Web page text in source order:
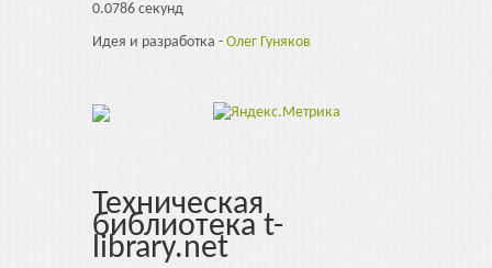
0.0786 секунд
Идея и разработка - Олег Гуняков
Техническая
библиотека t-
library.net